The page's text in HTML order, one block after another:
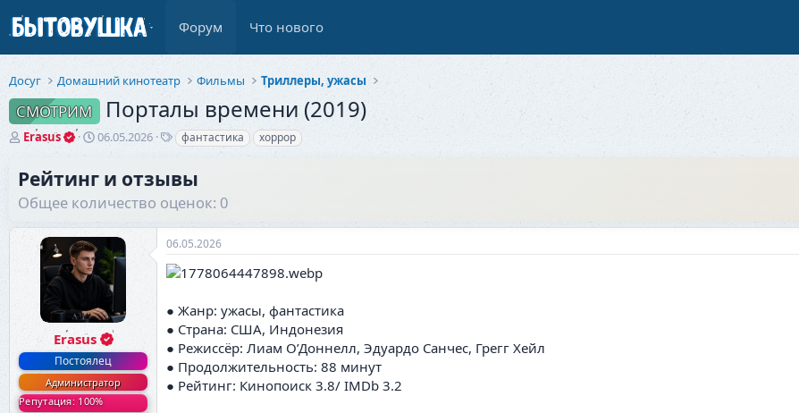
Форум Что нового
Досуг Домашний кинотеатр Фильмы Триллеры, ужасы
СМОТРИМ Порталы времени (2019)
А
о
р
е
Erasus
Д
н
ч
а
л
а
06.05.2026
Т
и
фантастика хоррор
Рейтинг и отзывы
Общее количество оценок: 0
Erasus
Постоялец
Администратор
Репутация: 100%
06.05.2026
● Жанр: ужасы, фантастика
● Страна: США, Индонезия
● Режиссёр: Лиам О’Доннелл, Эдуардо Санчес, Грегг Хейл
● Продолжительность: 88 минут
● Рейтинг: Кинопоиск 3.8/ IMDb 3.2